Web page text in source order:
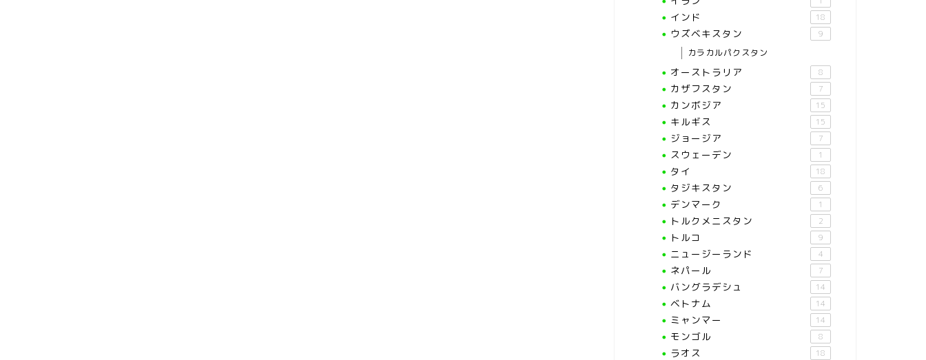
インド 18
ウズベキスタン 9
カラカルパクスタン
オーストラリア 8
カザフスタン 7
カンボジア 15
キルギス 15
ジョージア 7
スウェーデン 1
タイ 18
タジキスタン 6
デンマーク 1
トルクメニスタン 2
トルコ 9
ニュージーランド 4
ネパール 7
バングラデシュ 14
ベトナム 14
ミャンマー 14
モンゴル 8
ラオス 18